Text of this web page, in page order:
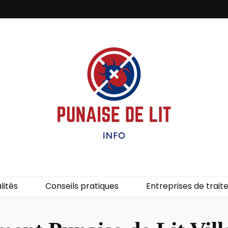
Conseils pratiques Entreprises de